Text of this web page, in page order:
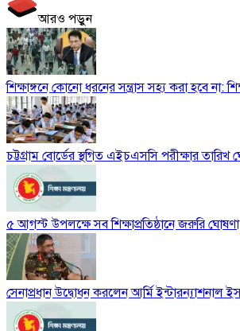
আরও পড়ুন
শিক্ষাঙ্গনে কোনো ধরনের সন্ত্রাস সহ্য করা হবে না:
চট্টগ্রাম বোর্ডের স্থগিত এইচএসসি পরীক্ষার তারিখ
৫ আগস্ট উপলক্ষে সব শিক্ষাপ্রতিষ্ঠানে জরুরি ঘোষণা
সেনাপ্রধান উদ্বোধন করলেন আর্মি ইন্টারন্যাশনাল